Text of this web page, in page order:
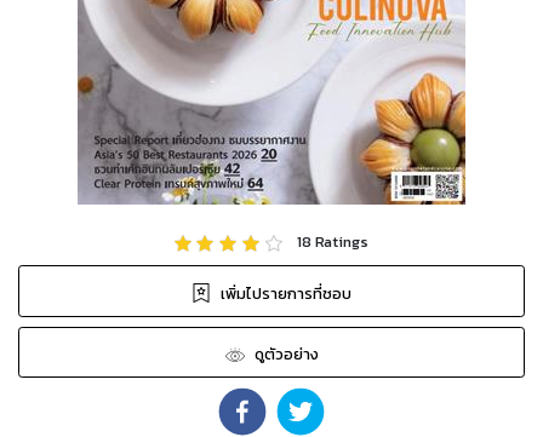
18 Ratings
เพิ่มไปรายการที่ชอบ
ดูตัวอย่าง